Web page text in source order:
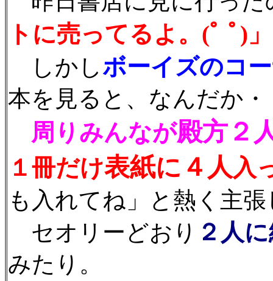
トに売ってるよ。(ﾟ ﾟ)」
しかしボーイズのコ
本を見ると、なんだか・
周りみんなが殿方２
１冊だけ表紙に４人入
も入れてね」と熱く主
セオリーどおり ２人
みたり。